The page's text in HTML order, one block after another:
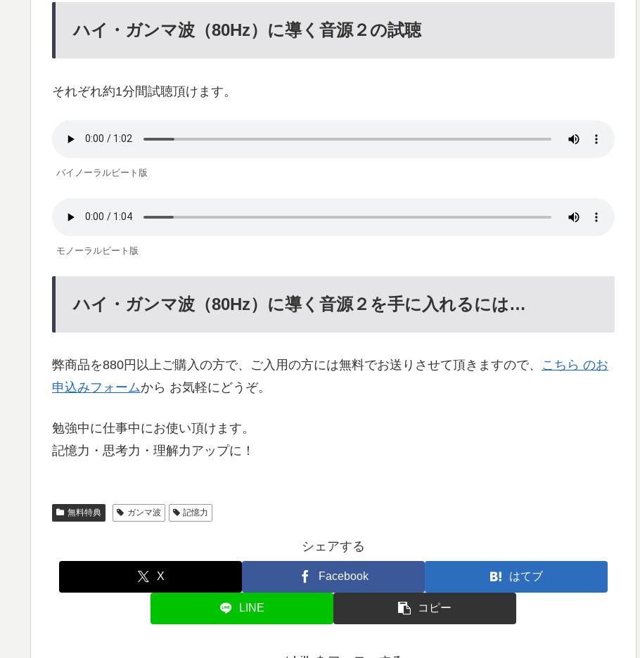
ハイ・ガンマ波（80Hz）に導く音源２の試聴
それぞれ約1分間試聴頂けます。
バイノーラルビート版
モノーラルビート版
ハイ・ガンマ波（80Hz）に導く音源２を手に入れるには…
弊商品を880円以上ご購入の方で、ご入用の方には無料でお送りさせて頂きますので、 こちら のお
申込みフォームから お気軽にどうぞ。
勉強中に仕事中にお使い頂けます。
記憶力・思考力・理解力アップに！
無料特典 ガンマ波 記憶力
シェアする
X Facebook はてブ
LINE コピー